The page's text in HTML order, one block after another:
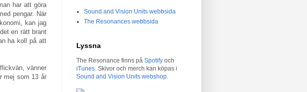
har att göra
pengar. När
kan jag
en rätt brant
ha koll på att
vänner
mej som 13 år
Sound and Vision Units webbsida
The Resonances webbsida
Lyssna
The Resonance finns på Spotify och
iTunes. Skivor och merch kan köpas i
Sound and Vision Units webshop.